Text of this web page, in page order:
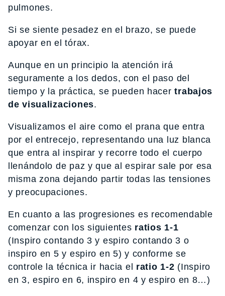
pulmones.
Si se siente pesadez en el brazo, se puede
apoyar en el tórax.
Aunque en un principio la atención irá
seguramente a los dedos, con el paso del
tiempo y la práctica, se pueden hacertrabajos
de visualizaciones.
Visualizamos el aire como el prana que entra
por el entrecejo, representando una luz blanca
que entra al inspirar y recorre todo el cuerpo
llenándolo de paz y que al espirar sale por esa
misma zona dejando partir todas las tensiones
y preocupaciones.
En cuanto a las progresiones es recomendable
comenzar con los siguientes ratios 1-1
(Inspiro contando 3 y espiro contando 3 o
inspiro en 5 y espiro en 5) y conforme se
controle la técnica ir hacia el ratio 1-2 (Inspiro
en 3, espiro en 6, inspiro en 4 y espiro en 8…)